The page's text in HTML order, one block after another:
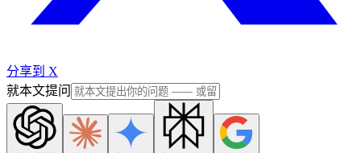
分享到 X
就本文提问